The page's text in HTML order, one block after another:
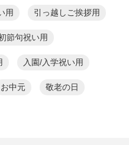
用 引っ越しご挨拶用
節句祝い用
入園/入学祝い用
お中元 敬老の日